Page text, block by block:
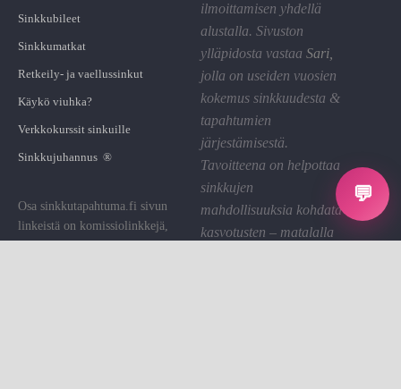
💬
Sinkkubileet
Sinkkumatkat
Retkeily- ja vaellussinkut
Käykö viuhka?
Verkkokurssit sinkuille
Sinkkujuhannus ®
Osa sinkkutapahtuma.fi sivun
linkeistä on komissiolinkkejä,
ilmoittamisen yhdellä
alustalla. Sivuston
ylläpidosta vastaa Sari
jolla on useiden vuosien
kokemus sinkkuudesta &
tapahtumien
järjestämisestä.
Tavoitteena on helpottaa
sinkkujen
mahdollisuuksia kohdata
kasvotusten – matalalla